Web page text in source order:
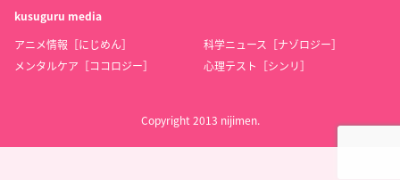
kusuguru media
アニメ情報［にじめん］
科学ニュース［ナゾロジー］
メンタルケア［ココロジー］
心理テスト［シンリ］
Copyright 2013 nijimen.